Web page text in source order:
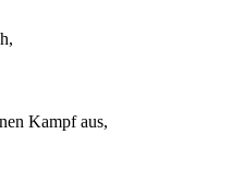
Kampf aus,